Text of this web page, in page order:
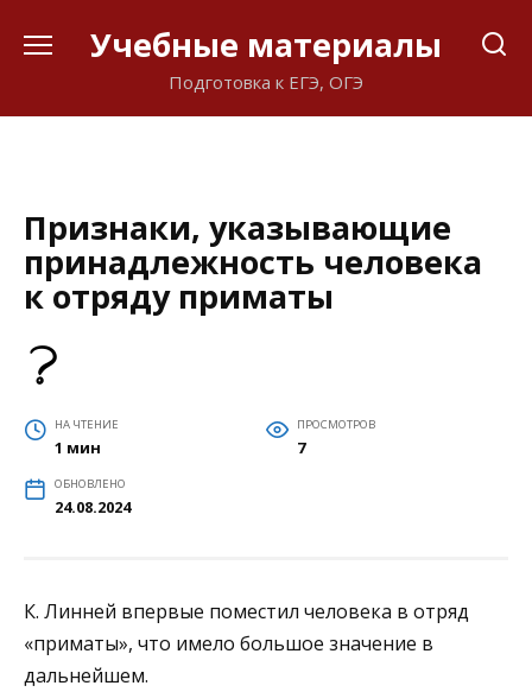
Учебные материалы
Подготовка к ЕГЭ, ОГЭ
Признаки, указывающие
принадлежность человека
к отряду приматы
НА ЧТЕНИЕ
1 мин
ПРОСМОТРОВ
7
ОБНОВЛЕНО
24.08.2024
К. Линней впервые поместил человека в отряд
«приматы», что имело большое значение в
дальнейшем.